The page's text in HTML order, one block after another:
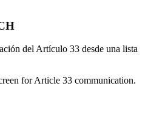
del Artículo 33 desde una lista
for Article 33 communication.